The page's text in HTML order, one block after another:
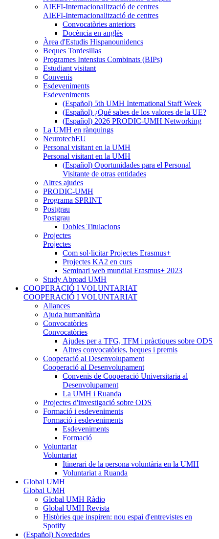
AIEFI-Internacionalització de centres
AIEFI-Internacionalització de centres
Convocatòries anteriors
Docència en anglès
Àrea d'Estudis Hispanounidencs
Beques Tordesillas
Programes Intensius Combinats (BIPs)
Estudiant visitant
Convenis
Esdeveniments
Esdeveniments
(Español) 5th UMH International Staff Week
(Español) ¿Qué sabes de los valores de la UE?
(Español) 2026 PRODIC-UMH Networking
La UMH en rànquings
NeurotechEU
Personal visitant en la UMH
Personal visitant en la UMH
(Español) Oportunidades para el Personal
Visitante de otras entidades
Altres ajudes
PRODIC-UMH
Programa SPRINT
Postgrau
Postgrau
Dobles Titulacions
Projectes
Projectes
Com sol·licitar Projectes Erasmus+
Projectes KA2 en curs
Seminari web mundial Erasmus+ 2023
Study Abroad UMH
COOPERACIÓ I VOLUNTARIAT
COOPERACIÓ I VOLUNTARIAT
Aliances
Ajuda humanitària
Convocatòries
Convocatòries
Ajudes per a TFG, TFM i pràctiques sobre ODS
Altres convocatòries, beques i premis
Cooperació aI Desenvolupament
Cooperació aI Desenvolupament
Convenis de Cooperació Universitaria al
Desenvolupament
La UMH i Ruanda
Projectes d'investigació sobre ODS
Formació i esdeveniments
Formació i esdeveniments
Esdeveniments
Formació
Voluntariat
Voluntariat
Itinerari de la persona voluntària en la UMH
Voluntariat a Ruanda
Global UMH
Global UMH
Global UMH Ràdio
Global UMH Revista
Històries que inspiren: nou espai d'entrevistes en
Spotify
(Español) Novedades